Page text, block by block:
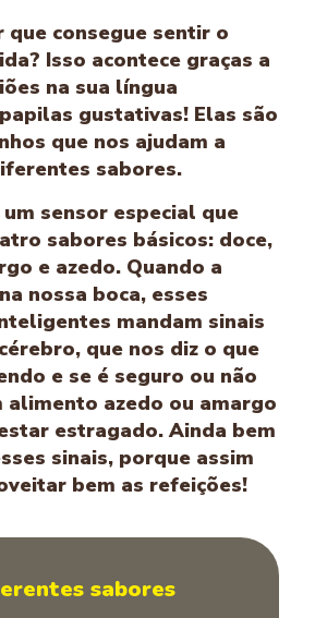
que consegue sentir o
Isso acontece graças a
na sua língua
gustativas! Elas são
que nos ajudam a
sabores.
sensor especial que
sabores básicos: doce,
e azedo. Quando a
nossa boca, esses
mandam sinais
que nos diz o que
e se é seguro ou não
alimento azedo ou amargo
estragado. Ainda bem
sinais, porque assim
bem as refeições!
sabores